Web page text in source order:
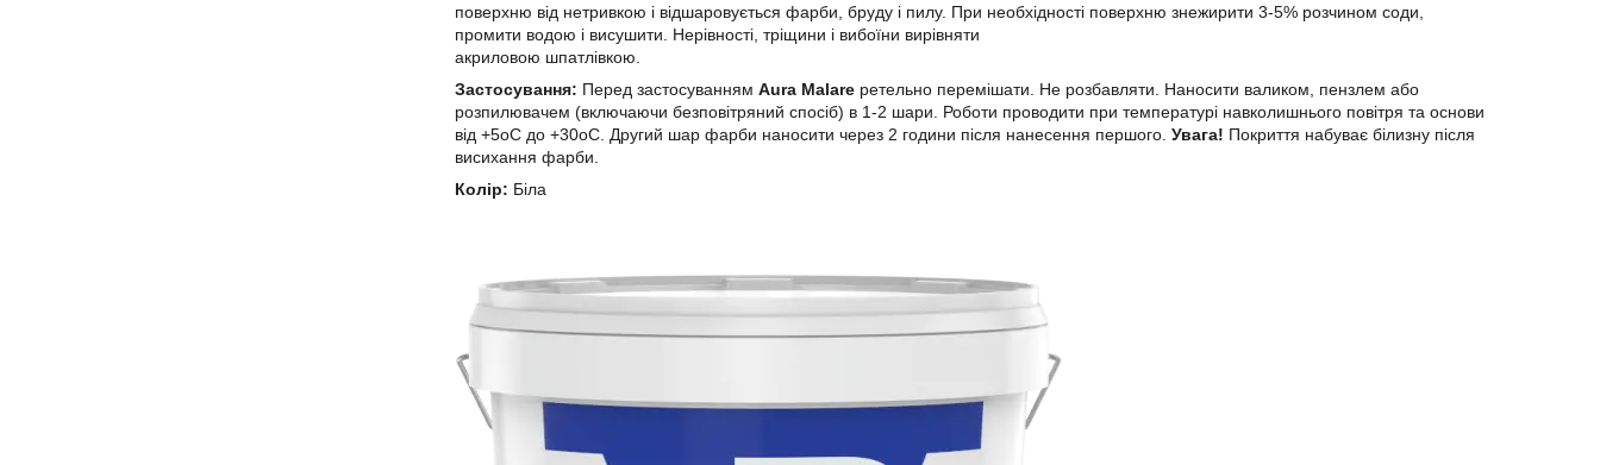
поверхню від нетривкою і відшаровується фарби, бруду і пилу. При необхідності поверхню знежирити 3-5% розчином соди,
промити водою і висушити. Нерівності, тріщини і вибоїни вирівняти
акриловою шпатлівкою.
Застосування: Перед застосуванням Aura Malare ретельно перемішати. Не розбавляти. Наносити валиком, пензлем або
розпилювачем (включаючи безповітряний спосіб) в 1-2 шари. Роботи проводити при температурі навколишнього повітря та основи
від +5оС до +30оС. Другий шар фарби наносити через 2 години після нанесення першого. Увага! Покриття набуває білизну після
висихання фарби.
Колір: Біла